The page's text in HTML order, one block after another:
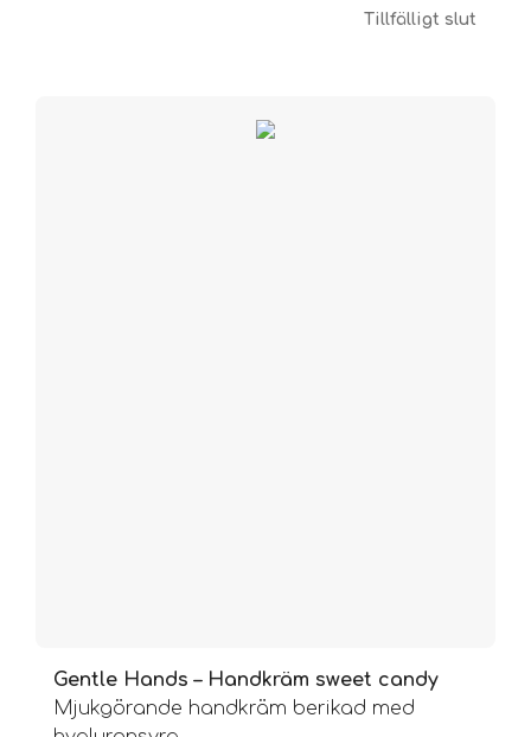
Tillfälligt slut
Gentle Hands – Handkräm sweet candy
Mjukgörande handkräm berikad med